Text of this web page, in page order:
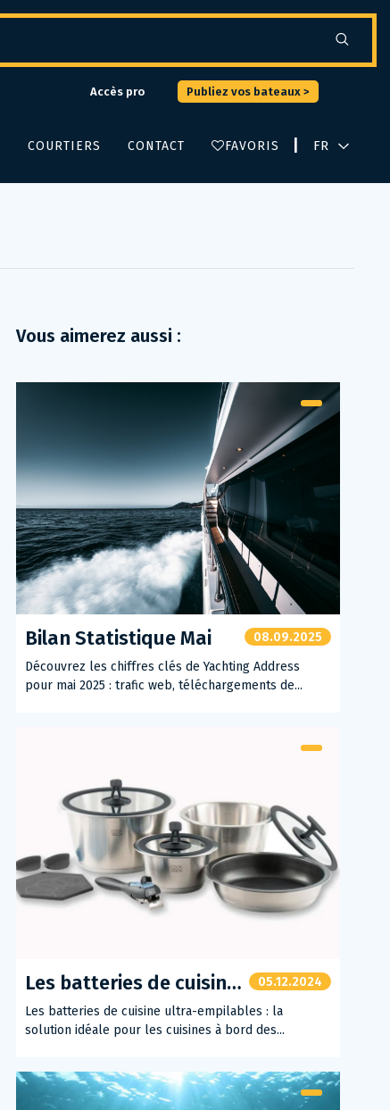
Accès pro Publiez vos bateaux >
COURTIERS CONTACT FAVORIS
Vous aimerez aussi :
Bilan Statistique Mai
08.09.2025
Découvrez les chiffres clés de Yachting Address
pour mai 2025 : trafic web, téléchargements de...
Les batteries de cuisine ultra-empilables : la solution idéale pour les cuisines à bord des bateaux
05.12.2024
Les batteries de cuisine ultra-empilables : la
solution idéale pour les cuisines à bord des...